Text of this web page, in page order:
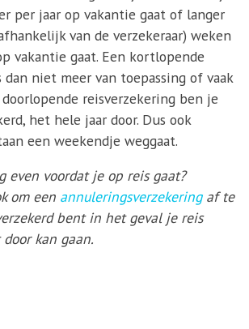
per jaar op vakantie gaat of langer
van de verzekeraar) weken
vakantie gaat. Een kortlopende
dan niet meer van toepassing of vaak
reisverzekering ben je
het hele jaar door. Dus ook
een weekendje weggaat.
even voordat je op reis gaat?
om een annuleringsverzekeringaf te
bent in het geval je reis
kan gaan.